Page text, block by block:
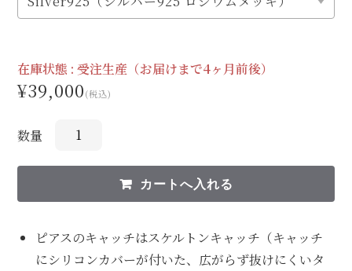
在庫状態 :受注生産（お届けまで4ヶ月前後）
¥39,000(税込)
数量
ピアスのキャッチはスケルトンキャッチ（キャッチ
にシリコンカバーが付いた、広がらず抜けにくいタ